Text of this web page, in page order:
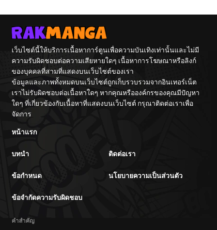
เว็บไซต์นี้ให้บริการเนื้อหาการ์ตูนเพื่อความบันเทิงเท่านั้นและไม่มี
ความรับผิดชอบต่อความเสียหายใดๆ เนื้อหาการโฆษณาหรือลิงก์
ของบุคคลที่สามที่แสดงบนเว็บไซต์ของเรา
ข้อมูลและภาพทั้งหมดบนเว็บไซต์ถูกเก็บรวบรวมจากอินเทอร์เน็ต
เราไม่รับผิดชอบต่อเนื้อหาใดๆ หากคุณหรือองค์กรของคุณมีปัญหา
ใดๆ ที่เกี่ยวข้องกับเนื้อหาที่แสดงบนเว็บไซต์ กรุณาติดต่อเราเพื่อ
จัดการ
หน้าแรก
บทนำ ติดต่อเรา
ข้อกำหนด นโยบายความเป็นส่วนตัว
ข้อจำกัดความรับผิดชอบ
คำสำคัญ